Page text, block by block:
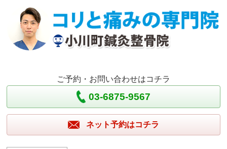
ご予約・お問い合わせはコチラ
03-6875-9567
ネット予約はコチラ